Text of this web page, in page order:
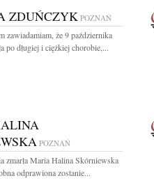
ZDUŃCZYK POZNAŃ
zawiadamiam, że 9 października
po długiej i ciężkiej chorobie,...
POZNAŃ
zmarła Maria Halina Skórniewska
odprawiona zostanie...